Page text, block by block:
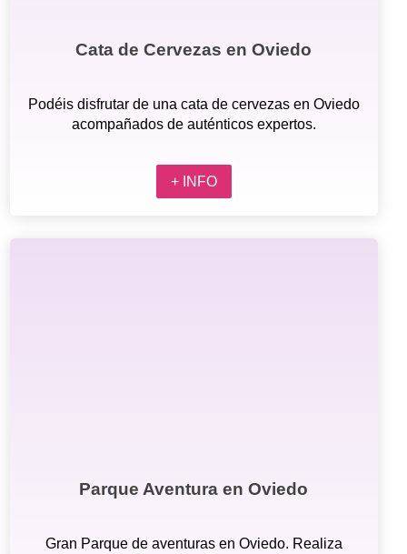
Cata de Cervezas en Oviedo
Podéis disfrutar de una cata de cervezas en Oviedo
acompañados de auténticos expertos.
+ INFO
Parque Aventura en Oviedo
Gran Parque de aventuras en Oviedo. Realiza